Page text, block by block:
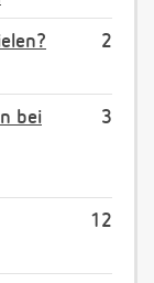
2
3
bei
12